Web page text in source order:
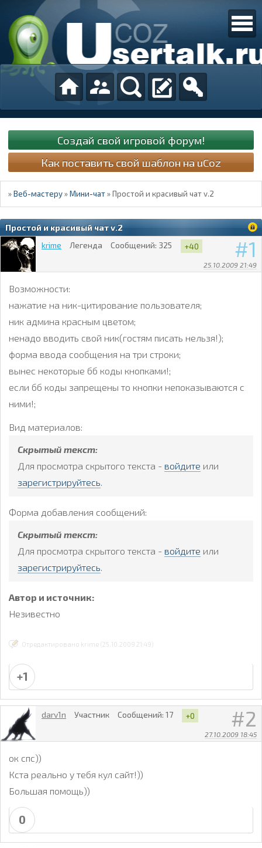
Создай свой игровой форум!
Как поставить свой шаблон на uCoz
»Веб-мастеру »Мини-чат »Простой и красивый чат v.2
Простой и красивый чат v.2
1
25.10.2009 21:49
krime Легенда Сообщений: 325 +40
Возможности:
нажатие на ник-цитирование пользователя;
ник админа красным цветом;
ненадо вводить свой ник(гостям писать нельзя!);
форма ввода сообщения на три строки;
вынес некоторые бб коды кнопками!;
если бб коды запрещены то кнопки непоказываются с
ними!;
Вид материалов:
Скрытый текст:
Для просмотра скрытого текста - войдите или
зарегистрируйтесь.
Форма добавления сообщений:
Скрытый текст:
Для просмотра скрытого текста - войдите или
зарегистрируйтесь.
Автор и источник:
Незивестно
Отредактировано krime (25.10.2009 21:49)
+1
2
27.10.2009 18:45
darv1n Участник Сообщений: 17 +0
ок спс))
Кста реально у тебя кул сайт!))
Большая помощь))
0